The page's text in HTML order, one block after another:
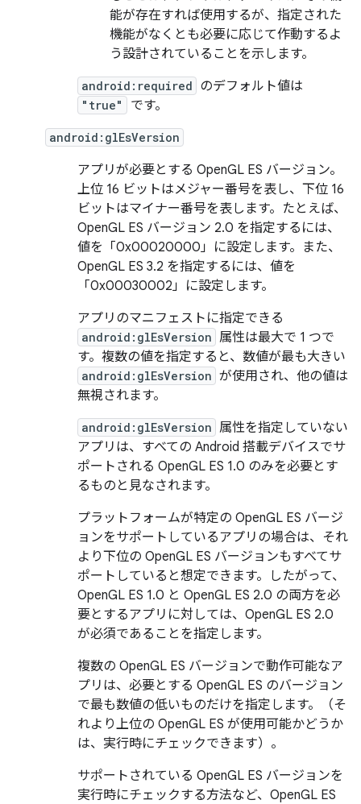
能が存在すれば使用するが、指定された
機能がなくとも必要に応じて作動するよ
う設計されている ことを示します。
android:required のデフォルト値は
"true" です。
android:glEsVersion
アプリが必要とする OpenGL ES バージョン。
上位 16 ビットはメジャー番号を表し、下位 16
ビットはマイナー番号を表します。たとえば、
OpenGL ES バージョン 2.0 を指定するには、
値を「0x00020000」に設定します。また、
OpenGL ES 3.2 を指定するには、値を
「0x00030002」に設定します。
アプリのマニフェストに指定できる
android:glEsVersion 属性は最大で 1 つで
す。複数の値を指定すると、数値が最も大きい
android:glEsVersion が使用され、他の値は
無視されます。
android:glEsVersion 属性を指定していない
アプリは、すべての Android 搭載デバイスでサ
ポートされる OpenGL ES 1.0 のみを必要とす
るものと見なされます。
プラットフォームが特定の OpenGL ES バージ
ョンをサポートしているアプリの場合は、それ
より下位の OpenGL ES バージョンもすべてサ
ポートしていると想定できます。したがって、
OpenGL ES 1.0 と OpenGL ES 2.0 の両方を必
要とするアプリに対しては、OpenGL ES 2.0
が必須であることを指定します。
複数の OpenGL ES バージョンで動作可能なア
プリは、必要とする OpenGL ES のバージョン
で最も数値の低いものだけを指定します。（そ
れより上位の OpenGL ES が使用可能かどうか
は、実行時にチェックできます）。
サポートされている OpenGL ES バージョンを
実行時にチェックする方法など、OpenGL ES